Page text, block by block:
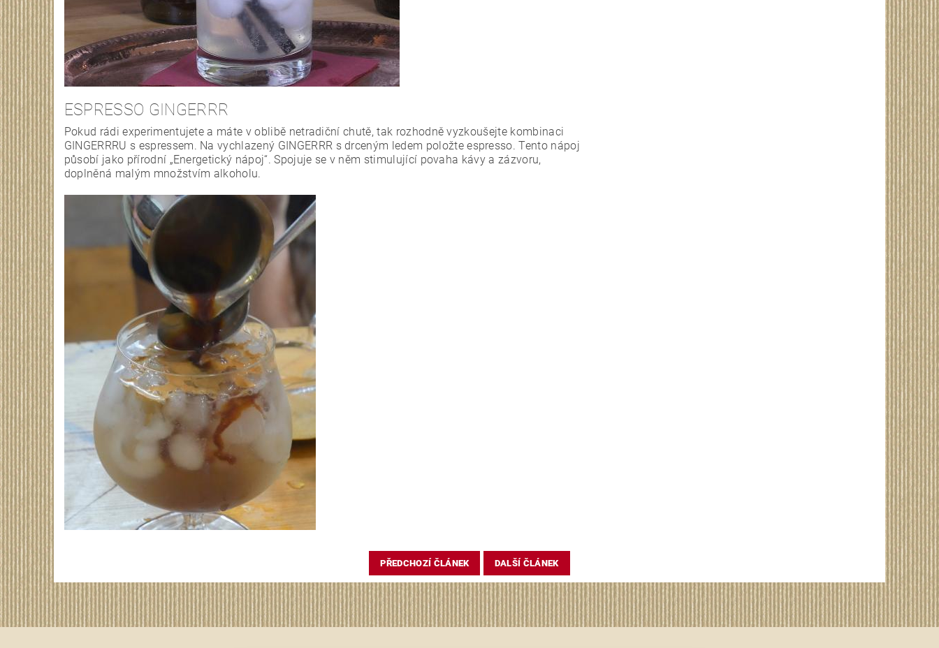
ESPRESSO GINGERRR
Pokud rádi experimentujete a máte v oblibě netradiční chutě, tak rozhodně vyzkoušejte kombinaci
GINGERRRU s espressem. Na vychlazený GINGERRR s drceným ledem položte espresso. Tento nápoj
působí jako přírodní „Energetický nápoj“. Spojuje se v něm stimulující povaha kávy a zázvoru,
doplněná malým množstvím alkoholu.
PŘEDCHOZÍ ČLÁNEK DALŠÍ ČLÁNEK